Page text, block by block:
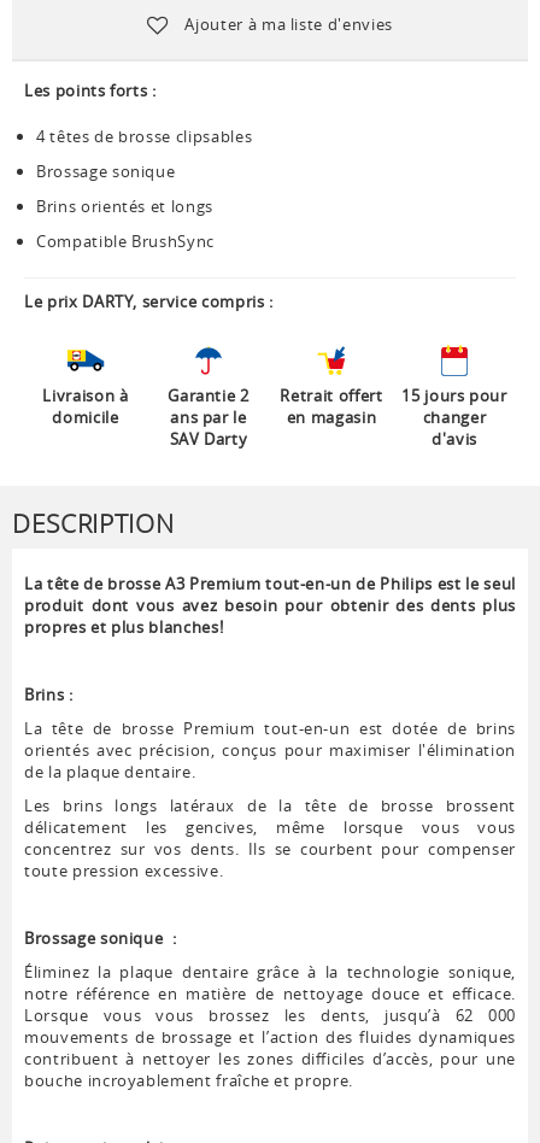
Ajouter à ma liste d'envies
Les points forts :
4 têtes de brosse clipsables
Brossage sonique
Brins orientés et longs
Compatible BrushSync
Le prix DARTY, service compris :
Livraison à
domicile
Garantie 2
ans par le
SAV Darty
Retrait offert
en magasin
15 jours pour
changer
d'avis
DESCRIPTION
La tête de brosse A3 Premium tout-en-un de Philips est le seul
produit dont vous avez besoin pour obtenir des dents plus
propres et plus blanches!
Brins :
La tête de brosse Premium tout-en-un est dotée de brins
orientés avec précision, conçus pour maximiser l'élimination
de la plaque dentaire.
Les brins longs latéraux de la tête de brosse brossent
délicatement les gencives, même lorsque vous vous
concentrez sur vos dents. Ils se courbent pour compenser
toute pression excessive.
Brossage sonique :
Éliminez la plaque dentaire grâce à la technologie sonique,
notre référence en matière de nettoyage douce et efficace.
Lorsque vous vous brossez les dents, jusqu’à 62 000
mouvements de brossage et l’action des fluides dynamiques
contribuent à nettoyer les zones difficiles d’accès, pour une
bouche incroyablement fraîche et propre.